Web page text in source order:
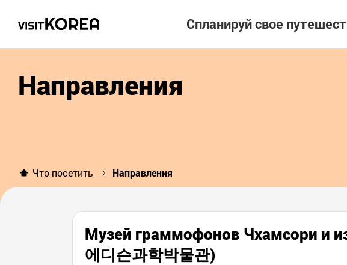
Спланируй свое
Направления
Что посетить Направления
Музей граммофонов Чхамсори и
에디슨과학박물관)